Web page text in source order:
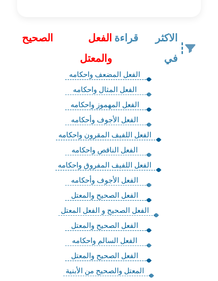
الاكثر قراءة
في
الفعل الصحيح
والمعتل
الفعل المضعف واحكامه
الفعل المثال واحكامه
الفعل المهموز واحكامه
الفعل الأجوف وأحكامه
الفعل اللفيف المقرون واحكامه
الفعل الناقص واحكامه
الفعل اللفيف المفروق واحكامه
الفعل الأجوف وأحكامه
الفعل الصحيح والمعتل
الفعل الصحيح و الفعل المعتل
الفعل الصحيح والمعتل
الفعل السالم واحكامه
الفعل الصحيح والمعتل
المعتل والصحيح من الأبنية